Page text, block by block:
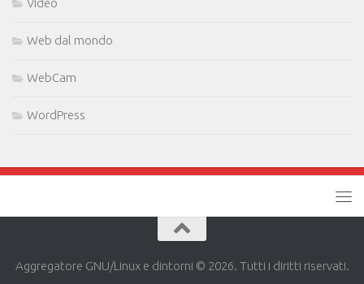
Video
Web dal mondo
WebCam
WordPress
Aggregatore GNU/Linux e dintorni © 2026. Tutti i diritti riservati.